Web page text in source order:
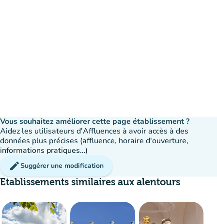
Vous souhaitez améliorer cette page établissement ?
Aidez les utilisateurs d'Affluences à avoir accès à des
données plus précises (affluence, horaire d'ouverture,
informations pratiques…)
editSuggérer une modification
Etablissements similaires aux alentours